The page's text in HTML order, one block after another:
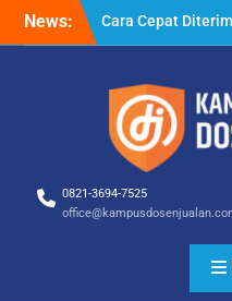
News:
Cara Cepat
– Tips Praktis
Cara Biar Dapat
– Panduan
Pencari Kerja
Cara Dapat
Memperbesar
0821-3694-7525